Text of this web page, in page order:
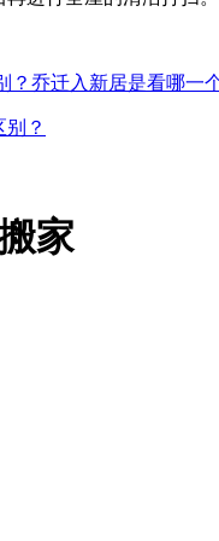
？乔迁入新居是看哪一
？
家